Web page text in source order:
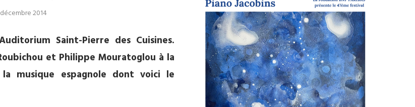
2014
Saint-Pierre des Cuisines.
et Philippe Mouratoglou à la
musique espagnole dont voici le